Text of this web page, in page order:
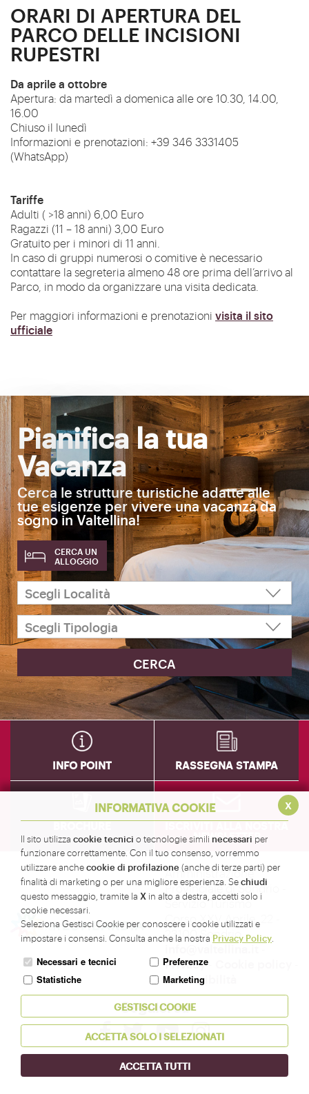
x
INFORMATIVA COOKIE
Il sito utilizza cookie tecnici o tecnologie simili necessari per
funzionare correttamente. Con il tuo consenso, vorremmo
utilizzare anchecookie di profilazione (anche di terze parti) per
finalità di marketing o per una migliore esperienza. Sechiudi
questo messaggio, tramite la X in alto a destra, accetti solo i
cookie necessari.
Seleziona Gestisci Cookie per conoscere i cookie utilizzati e
impostare i consensi. Consulta anche la nostra Privacy Policy
Necessari e tecnici
Preferenze
Statistiche
Marketing
GESTISCI COOKIE
ACCETTA SOLO I SELEZIONATI
ACCETTA TUTTI
ORARI DI APERTURA DEL
PARCO DELLE INCISIONI
RUPESTRI
Da aprile a ottobre
Apertura: da martedì a domenica alle ore 10.30, 14.00,
16.00
Chiuso il lunedì
Informazioni e prenotazioni: +39 346 3331405
(WhatsApp)
Tariffe
Adulti ( >18 anni) 6,00 Euro
Ragazzi (11 – 18 anni) 3,00 Euro
Gratuito per i minori di 11 anni.
In caso di gruppi numerosi o comitive è necessario
contattare la segreteria almeno 48 ore prima dell’arrivo al
Parco, in modo da organizzare una visita dedicata.
Per maggiori informazioni e prenotazioni visita il sito
ufficiale
Pianifica la tua
Vacanza
Cerca le strutture turistiche adatte alle
tue esigenze per vivere una vacanza da
sogno in Valtellina!
CERCA UN
ALLOGGIO
INFO POINT RASSEGNA STAMPA
BROCHURE ISCRIVITI ALLA NOSTRA
NEWSLETTER
Amministrazione
Provinciale di Sondrio -
Servizio Turismo
Corso XXV Aprile, 22 -
23100 Sondrio -
info@valtellina.it-
Privacy-
Accessibilità
Seguici su